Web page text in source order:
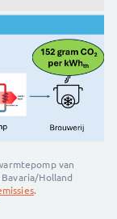
van
Holland
.